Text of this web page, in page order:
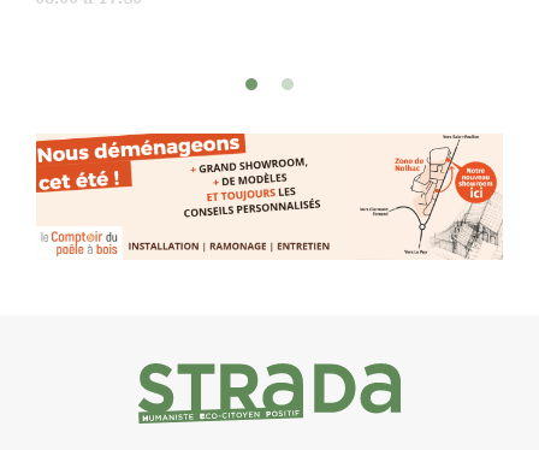
elle joue
(de peau).entre.sarcasme et
facétie.
Programmée en off du festival
installation temporaire vous